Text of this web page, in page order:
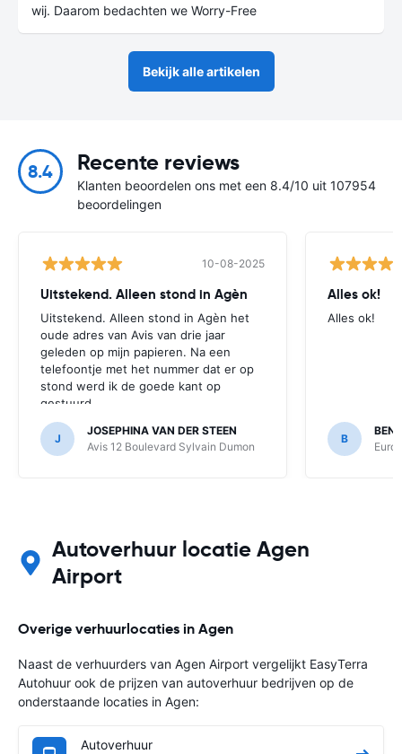
wij. Daarom bedachten we Worry-Free
Bekijk alle artikelen
8.4 Recente reviews
Klanten beoordelen ons met een 8.4/10 uit 107954
beoordelingen
10-08-2025
Uitstekend. Alleen stond in Agèn
Uitstekend. Alleen stond in Agèn het
oude adres van Avis van drie jaar
geleden op mijn papieren. Na een
telefoontje met het nummer dat er op
stond werd ik de goede kant op
gestuurd.
J
JOSEPHINA VAN DER STEEN
Avis 12 Boulevard Sylvain Dumon
Alles ok!
Alles ok!
B
Autoverhuur locatie Agen
Airport
Overige verhuurlocaties in Agen
Naast de verhuurders van Agen Airport vergelijkt EasyTerra
Autohuur ook de prijzen van autoverhuur bedrijven op de
onderstaande locaties in Agen:
Autoverhuur